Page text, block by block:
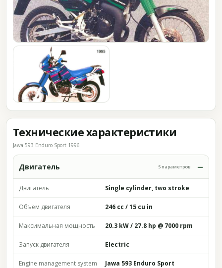
Технические характеристики
Jawa 593 Enduro Sport 1996
Двигатель 5 параметров
Двигатель Single cylinder, two stroke
Объём двигателя 246 cc / 15 cu in
Максимальная мощность 20.3 kW / 27.8 hp @ 7000 rpm
Запуск двигателя Electric
Engine management system Jawa 593 Enduro Sport